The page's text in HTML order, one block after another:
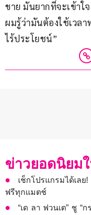
ขาย มันยากที่จะเข้า
ผมรู้ว่ามันต้องใช้เวล
ไร้ประโยชน์”
ข่าวยอดนิยม
เช็กโปรแกรมได้เล
ฟรีทุกแมตช์
“เด ลา ฟวนเต” ชู “